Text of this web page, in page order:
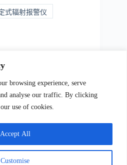
browsing experience, serve
analyse our traffic. By clicking
use of cookies.
Customise
Accept All
式辐射报警仪
0755-23736433;手机
sales@ydhjkj.cn;Whatsapp:+44-
517, Block A, Jiada R&D